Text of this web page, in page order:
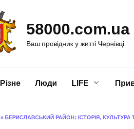
58000.com.ua
Ваш провідник у житті Чернівці
Різне Люди LIFE
» БЕРИСЛАВСЬКИЙ РАЙОН: ІСТОРІЯ, КУЛЬТУРА